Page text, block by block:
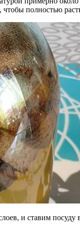
полностью
и ставим